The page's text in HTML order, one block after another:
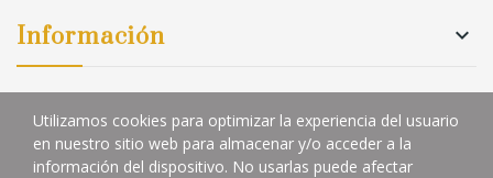
Información 
Links
Utilizamos cookies para optimizar la experiencia del usuario
en nuestro sitio web para almacenar y/o acceder a la
información del dispositivo. No usarlas puede afectar